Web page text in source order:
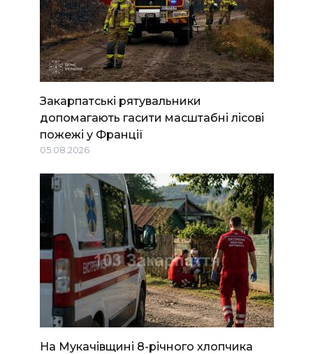
Закарпатські рятувальники
допомагають гасити масштабні лісові
пожежі у Франції
05.08.2026
На Мукачівщині 8-річного хлопчика